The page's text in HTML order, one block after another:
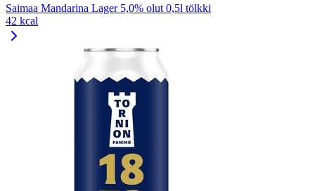
Saimaa Mandarina Lager 5,0% olut 0,5l tölkki
42 kcal